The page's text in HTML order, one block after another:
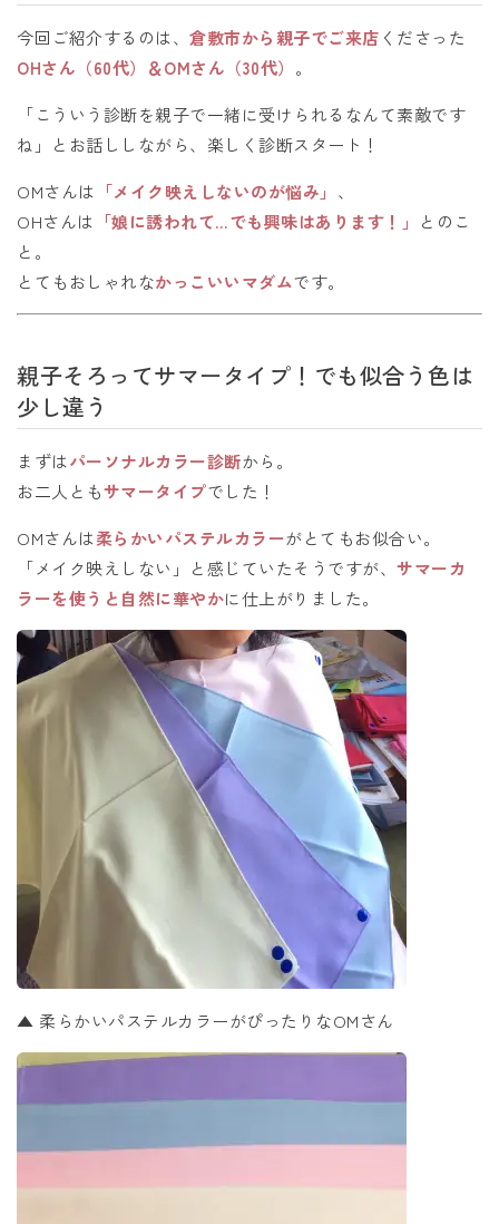
今回ご紹介するのは、 倉敷市から親子でご来店 くださった
OHさん（60代）＆OMさん（30代） 。
「こういう診断を親子で一緒に受けられるなんて素敵です
ね」とお話ししながら、楽しく診断スタート！
OMさんは 「メイク映えしないのが悩み」 、
OHさんは 「娘に誘われて…でも興味はあります！」
とのこ
と。
とてもおしゃれなかっこいいマダムです。
親子そろってサマータイプ！でも似合う色は
少し違う
まずはパーソナルカラー診断から。
お二人ともサマータイプでした！
OMさんは柔らかいパステルカラーがとてもお似合い。
「メイク映えしない」と感じていたそうですが、 サマーカ
ラーを使うと自然に華やかに仕上がりました。
▲ 柔らかいパステルカラーがぴったりなOMさん